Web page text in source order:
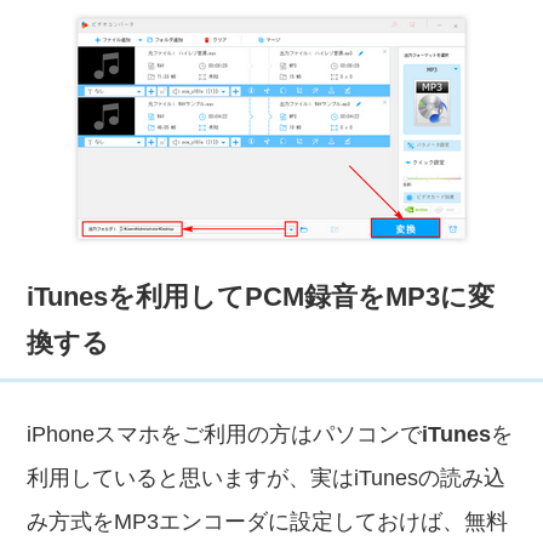
iTunesを利用してPCM録音をMP3に変
換する
iPhoneスマホをご利用の方はパソコンでiTunesを
利用していると思いますが、実はiTunesの読み込
み方式をMP3エンコーダに設定しておけば、無料